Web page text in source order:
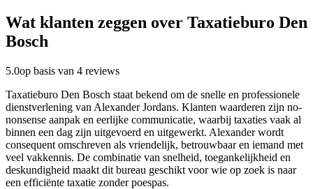
Wat klanten zeggen over Taxatieburo Den
Bosch
5.0op basis van 4 reviews
Taxatieburo Den Bosch staat bekend om de snelle en professionele
dienstverlening van Alexander Jordans. Klanten waarderen zijn no-
nonsense aanpak en eerlijke communicatie, waarbij taxaties vaak al
binnen een dag zijn uitgevoerd en uitgewerkt. Alexander wordt
consequent omschreven als vriendelijk, betrouwbaar en iemand met
veel vakkennis. De combinatie van snelheid, toegankelijkheid en
deskundigheid maakt dit bureau geschikt voor wie op zoek is naar
een efficiënte taxatie zonder poespas.